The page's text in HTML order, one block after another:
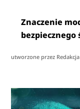
Znaczenie
utworzone przez Redakcja